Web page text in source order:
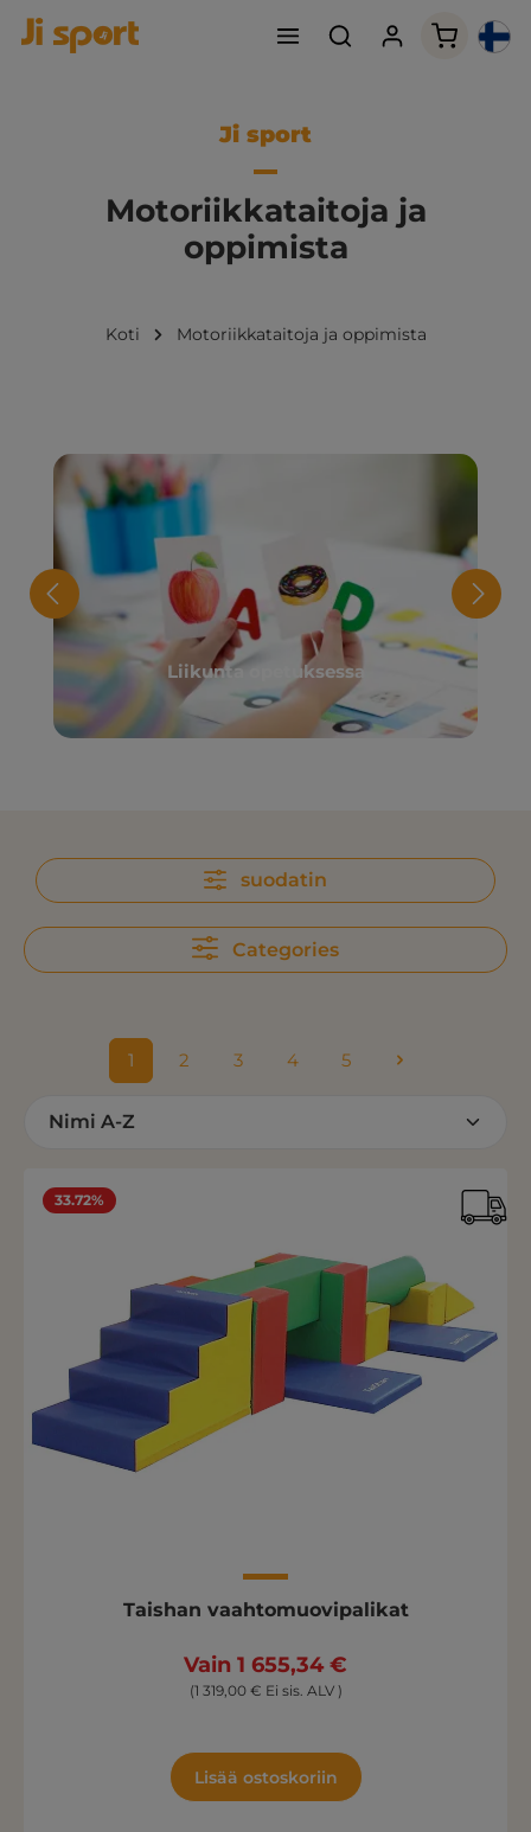
Ji sport
Motoriikkataitoja ja
oppimista
Koti Motoriikkataitoja ja oppimista
Liikunta opetuksessa
suodatin
Categories
Sivu
1 Sivu
2 Sivu
3 Sivu
4 Sivu
5
33.72%
Taishan vaahtomuovipalikat
Vain 1 655,34 €
(1 319,00 € Ei sis. ALV )
Lisää ostoskoriin